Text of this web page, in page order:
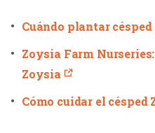
Cuándo plantar
Zoysia Farm
Zoysia
Cómo cuidar el césped